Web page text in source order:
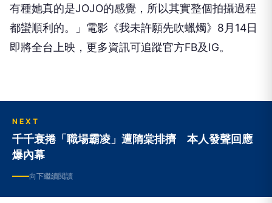
有種她真的是JOJO的感覺，所以其實整個拍攝過程
都蠻順利的。」電影《我未許願先吹蠟燭》 8月 14日
即將全台上映，更多資訊可追蹤官方FB及IG。
NEXT
千千衰捲「職場霸凌」遭隋棠排擠 本人發聲回應
爆內幕
向下繼續閱讀